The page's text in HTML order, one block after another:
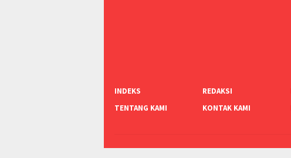
INDEKS REDAKSI
TENTANG KAMI
KONTAK KAMI